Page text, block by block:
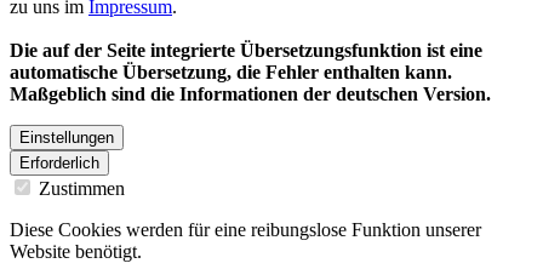
zu uns im Impressum.
Die auf der Seite integrierte Übersetzungsfunktion ist eine
automatische Übersetzung, die Fehler enthalten kann.
Maßgeblich sind die Informationen der deutschen Version.
Einstellungen
Erforderlich
Zustimmen
Diese Cookies werden für eine reibungslose Funktion unserer
Website benötigt.